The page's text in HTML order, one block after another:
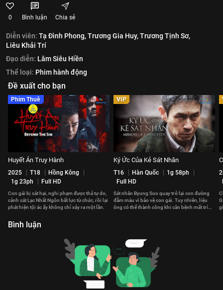
0 Bình luận Chia sẻ
Diễn viên: Tạ Đình Phong,Trương Gia Huy,Trương Tịnh Sơ,
Liêu Khải Trí
Đạo diễn: Lâm Siêu Hiền
Thể loại: Phim hành động
Đề xuất cho bạn
Phim Thuê
Huyết Án Truy Hành
2025 T18
Hồng Kông
1g 23ph
Full HD
Con gái bị sát hại, nghi phạm được thả tự do,
cảnh sát Lạc Nhất Ngôn bất lực từ chức, rồi lại
phát hiện tội ác ấy không chỉ xảy ra một lần.
VIP
Ký Ức Của Kẻ Sát Nhân
T16 Hàn Quốc
1g 58ph
Full HD
Sát nhân Byung Soo quay trở lại con đường
đẫm máu vì bảo vệ con gái. Tuy nhiên, liệu
ông có thể thành công khi căn bệnh mất trí
Bình luận